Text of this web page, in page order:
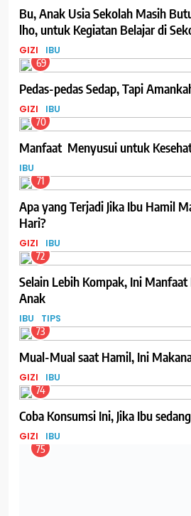
Bu, Anak Usia Sekolah Masih
lho, untuk Kegiatan Belajar di
GIZI IBU
69
Pedas-pedas Sedap, Tapi
GIZI IBU
70
Manfaat Menyusui untuk
IBU
71
Apa yang Terjadi Jika Ibu Hamil
Hari?
GIZI IBU
72
Selain Lebih Kompak, Ini
Anak
IBU TIPS
73
Mual-Mual saat Hamil, Ini
GIZI IBU
74
Coba Konsumsi Ini, Jika Ibu
GIZI IBU
75